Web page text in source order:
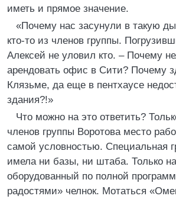
иметь и прямое значение.
«Почему нас засунули в такую
кто-то из членов группы.
Алексей не уловил кто. – Почему
арендовать офис в Сити? Почему
Клязьме, да еще в пентхаусе
здания?!»
Что можно на это ответить?
членов группы Воротова место
самой условностью. Специальная
имела ни базы, ни штаба. Только
оборудованный по полной
радостями» челнок. Мотаться